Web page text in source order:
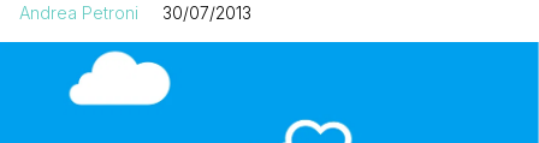
Andrea Petroni 30/07/2013